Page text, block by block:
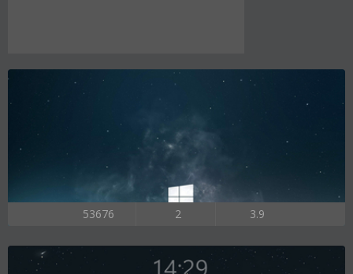
53676 2 3.9